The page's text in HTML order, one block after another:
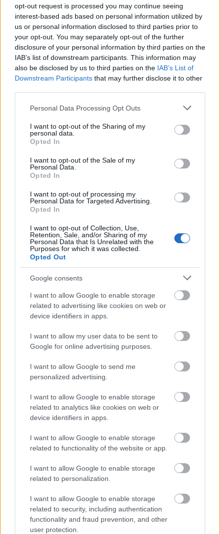
opt-out request is processed you may continue seeing
interest-based ads based on personal information utilized by
us or personal information disclosed to third parties prior to
your opt-out. You may separately opt-out of the further
disclosure of your personal information by third parties on the
IAB’s list of downstream participants. This information may
also be disclosed by us to third parties on the IAB’s List of
Downstream Participants that may further disclose it to other
Please note that this website/app uses one or more Google
not limited to your visit or usage behaviour. You may click to
grant or deny consent to Google and its third-party tags to
use your data for below specified purposes in below Google
consent section.
Personal Data Processing Opt Outs
I want to opt-out of the Sharing of my
personal data.
Opted In
I want to opt-out of the Sale of my
Personal Data.
Opted In
I want to opt-out of processing my
Personal Data for Targeted Advertising.
Opted In
I want to opt-out of Collection, Use,
Retention, Sale, and/or Sharing of my
Personal Data that Is Unrelated with the
Purposes for which it was collected.
Opted Out
Google consents
I want to allow Google to enable storage
related to advertising like cookies on web or
device identifiers in apps.
I want to allow my user data to be sent to
Google for online advertising purposes.
I want to allow Google to send me
personalized advertising.
I want to allow Google to enable storage
related to analytics like cookies on web or
device identifiers in apps.
I want to allow Google to enable storage
related to functionality of the website or app.
I want to allow Google to enable storage
related to personalization.
I want to allow Google to enable storage
related to security, including authentication
functionality and fraud prevention, and other
user protection.
szintbeli keresztezés átbocsátóképessége a MÁV küszöbön álló
fejlesztési igénye miatt még kedvezőtlenebbé vált volna, így felüljáró
építése mellett döntöttek. A megoldás szerves része volt a főváros
sorompó megszüntetési programjának.
A Fővárosi Mélyépítési Tervező Vállalat 1970 november végére
elkészítette a kiviteli terveket. A jóváhagyott tervek birtokában a
A felüljárót 1974 június 14-én adták át a forgalomnak. Szélessége közel
10 méteres, 129 méter hosszú, mindkét oldalán 250 méteres felüljáró
csatlakozik hozzá. A vasúti sínek két oldalán, a felüljáró azonos oldalán
egy-egy gyalogos lépcső is épült. A felüljáró építésével egy időben épült
ki a Soroksári Vasöntöde előtti forgalmi csomópont is.
Az Árpád úti felüljáró a hetvenes években, még villamossal. (kép:
hampage.hu)
Árpád úti felüljárócsaknem 20 méter széles, és 500 méter hosszú
lett. Összesen 101 főtartót emeltek be 1974 nyaráig. Egy vasbeton
tartó súlya 35 tonna, hossza 28 méter. Az előre gyártott főtartókat a
Jászberényi úti gyártó telepről különleges gépkocsikon szállították a
helyszínre. Ezen a közúti mellett villamosforgalom is bonyolódott. A
autósoké. Ez volt akkoriban Budapest legszélesebb felüljárója, a
villamosfogalmon kívül 2x2 autós sávot is terveztek rá. A
gyalogosoknak épülő járdához csigalépcsőn lehet feljutni. A felüljárót
1974. november 7-én adták át a forgalomnak, de a munka messze
volt hibátlan
: olyan magasra tették a felsővezetéket, hogy az
áramszedők nem érték fel - így aztán az érkező villamosnak kellett